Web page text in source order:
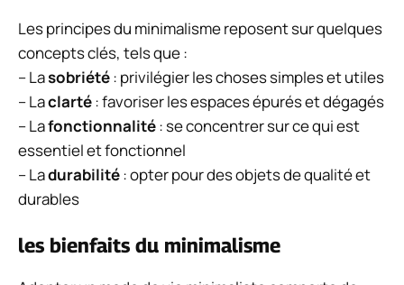
Les principes du minimalisme reposent sur quelques
concepts clés, tels que :
– Lasobriété: privilégier les choses simples et utiles
– Laclarté: favoriser les espaces épurés et dégagés
– Lafonctionnalité: se concentrer sur ce qui est
essentiel et fonctionnel
– Ladurabilité: opter pour des objets de qualité et
durables
les bienfaits du minimalisme